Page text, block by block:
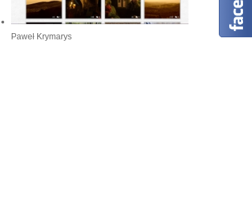
Paweł Krymarys